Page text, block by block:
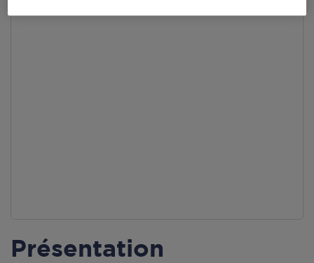
Présentation